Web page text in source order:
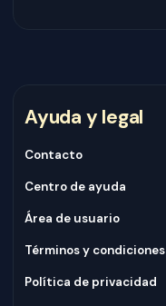
Ayuda y legal
Contacto
Centro de ayuda
Área de usuario
Términos y condiciones
Política de privacidad